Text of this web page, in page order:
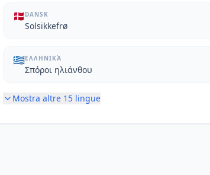
🇩🇰 DANSK
Solsikkefrø
🇬🇷ΕΛΛΗΝΙΚΆ
Σπόροι ηλιάνθου
Mostra altre 15 lingue